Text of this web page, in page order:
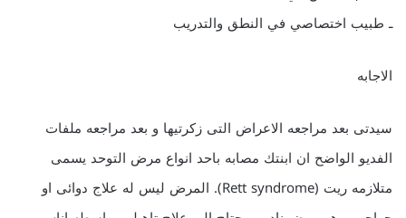
ـ طبيب اختصاصي في النطق والتدريب
الاجابه
سيدتى بعد مراجعه الاعراض التى زكرتيها و بعد مراجعه ملفات
الفديو الواضح ان ابنتك مصابه باحد انواع مرض التوحد يسمى
متلازمه ريت (Rett syndrome). المرض ليس له علاج دوائى او